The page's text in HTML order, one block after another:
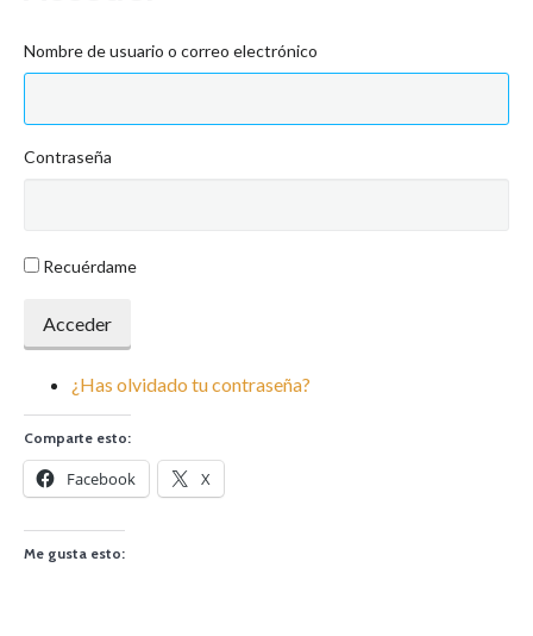
Nombre de usuario o correo electrónico
Contraseña
Recuérdame
Acceder
¿Has olvidado tu contraseña?
Comparte esto:
Facebook X
Me gusta esto: